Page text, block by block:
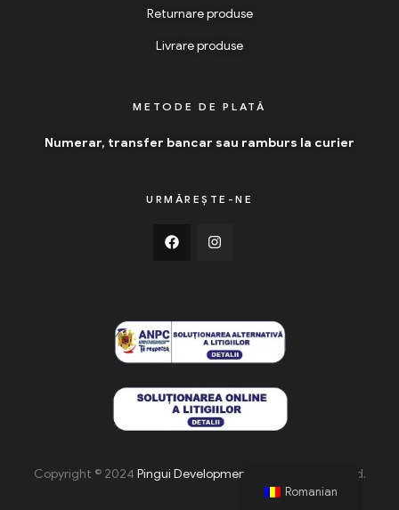
Returnare produse
Livrare produse
METODE DE PLATĂ
Numerar, transfer bancar sau ramburs la curier
URMĂREȘTE-NE
Copyright © 2024 Pingui Development . All Rights Reserved.
Romanian